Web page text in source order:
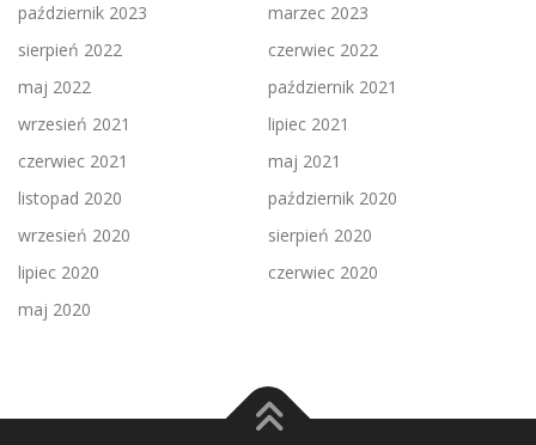
październik 2023
marzec 2023
sierpień 2022
czerwiec 2022
maj 2022
październik 2021
wrzesień 2021
lipiec 2021
czerwiec 2021
maj 2021
listopad 2020
październik 2020
wrzesień 2020
sierpień 2020
lipiec 2020
czerwiec 2020
maj 2020